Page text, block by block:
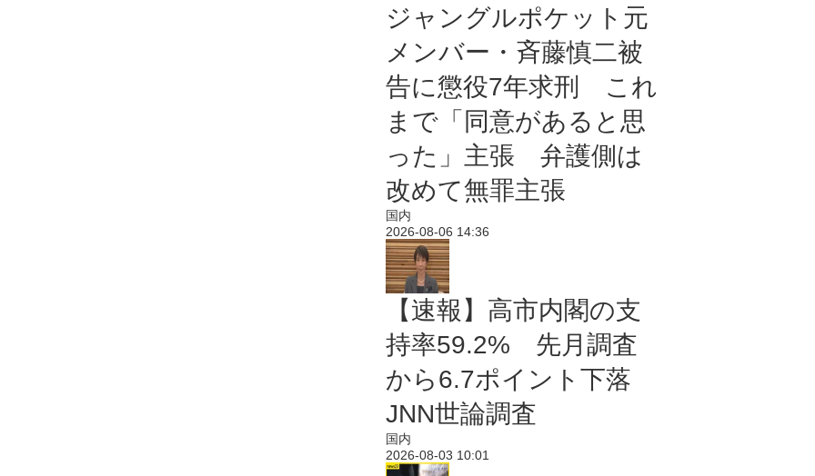
ジャングルポケット元
メンバー・斉藤慎二被
告に懲役7年求刑 これ
まで「同意があると思
った」主張 弁護側は
改めて無罪主張
国内
2026-08-06 14:36
【速報】高市内閣の支
持率59.2% 先月調査
から6.7ポイント下落
JNN世論調査
国内
2026-08-03 10:01